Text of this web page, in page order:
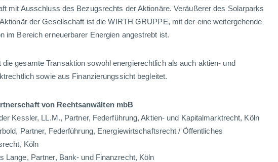
mit Ausschluss des Bezugsrechts der Aktionäre. Veräußerer des Solarparks
der Gesellschaft ist die WIRTH GRUPPE, mit der eine weitergehende
im Bereich erneuerbarer Energien angestrebt ist.
die gesamte Transaktion sowohl energierechtlich als auch aktien- und
sowie aus Finanzierungssicht begleitet.
von Rechtsanwälten mbB
Kessler, LL.M., Partner, Federführung, Aktien- und Kapitalmarktrecht, Köln
Partner, Federführung, Energiewirtschaftsrecht / Öffentliches
Köln
Lange, Partner, Bank- und Finanzrecht, Köln